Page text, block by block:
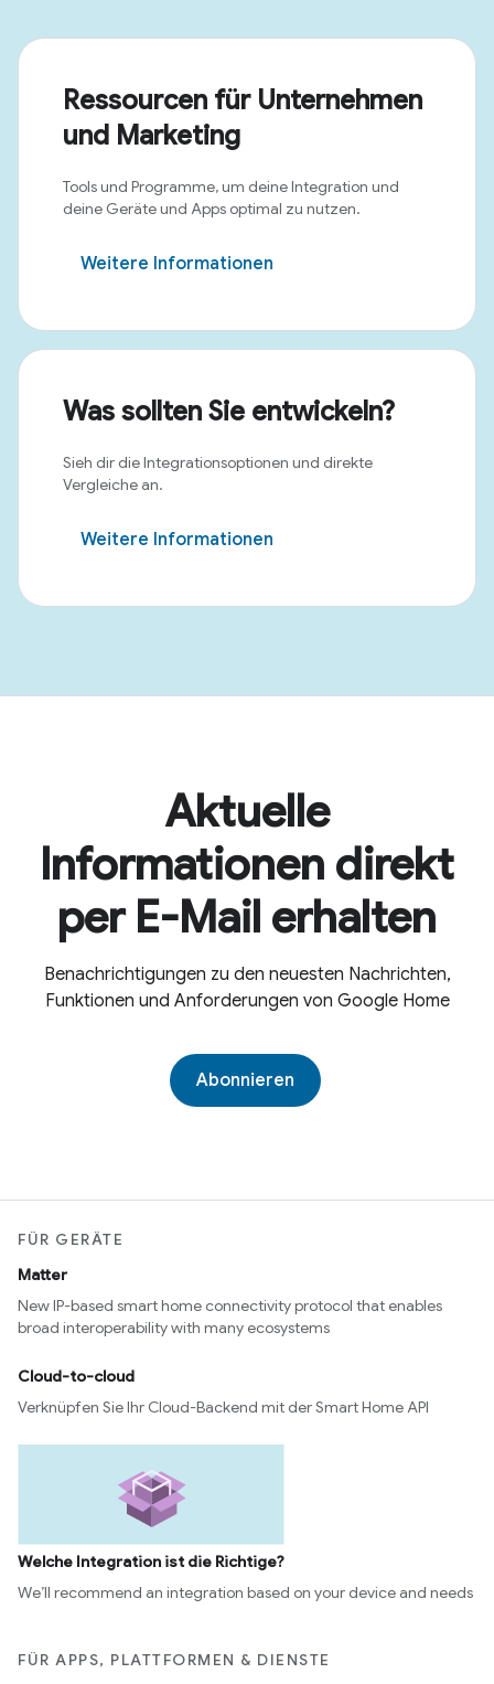
Ressourcen für Unternehmen
und Marketing
Tools und Programme, um deine Integration und
deine Geräte und Apps optimal zu nutzen.
Weitere Informationen
Was sollten Sie entwickeln?
Sieh dir die Integrationsoptionen und direkte
Vergleiche an.
Weitere Informationen
Aktuelle
Informationen direkt
per E-Mail erhalten
Benachrichtigungen zu den neuesten Nachrichten,
Funktionen und Anforderungen von Google Home
Abonnieren
FÜR GERÄTE
Matter
New IP-based smart home connectivity protocol that enables
broad interoperability with many ecosystems
Cloud-to-cloud
Verknüpfen Sie Ihr Cloud-Backend mit der Smart Home API
Welche Integration ist die Richtige?
We’ll recommend an integration based on your device and needs
FÜR APPS, PLATTFORMEN & DIENSTE